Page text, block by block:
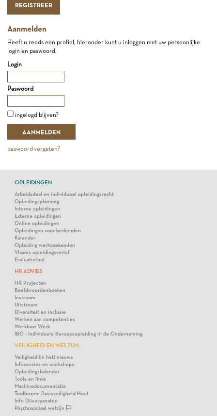
REGISTREER
Aanmelden
Heeft u reeds een profiel, hieronder kunt u inloggen met uw persoonlijke
login en paswoord.
Login
Paswoord
ingelogd blijven?
paswoord vergeten?
OPLEIDINGEN
Arbeidsdeal en individueel opleidingsrecht
Opleidingsplanning
Interne opleidingen
Externe opleidingen
Online opleidingen
Opleidingen voor bedienden
Kalender
Opleiding werkzoekenden
Vlaams opleidingsverlof
Evaluatietool
HR ADVIES
HR Projecten
Beeldwoordenboeken
Instroom
Uitstroom
Diversiteit en inclusie
Werken aan competenties
Werkbaar Werk
IBO - Individuele Beroepsopleiding in de Onderneming
VEILIGHEID EN WELZIJN
Veiligheid (in het) nieuws
Infosessies en workshops
Opleidingskalender
Tools en links
Machinedocumentatie
Toolboxen: Basisveiligheid Hout
Info Diisocyanaten
Psychosociaal welzijn